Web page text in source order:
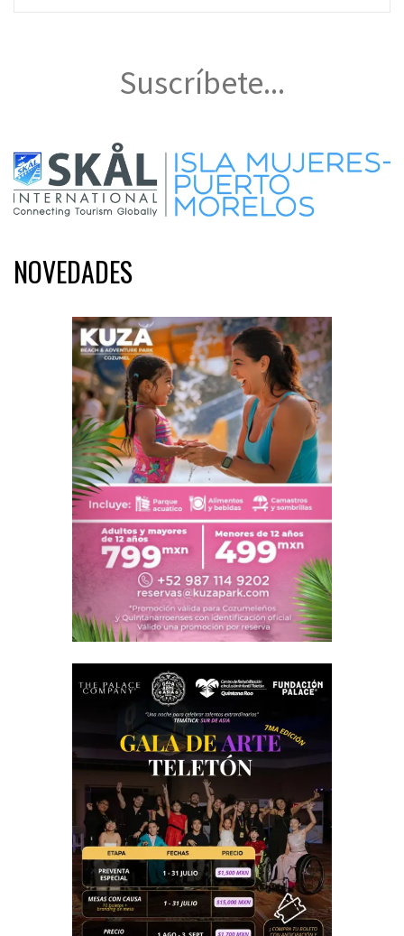
Suscríbete...
NOVEDADES